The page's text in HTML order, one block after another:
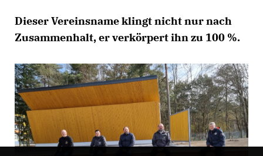
Dieser Vereinsname klingt nicht nur nach
Zusammenhalt, er verkörpert ihn zu 100 %.